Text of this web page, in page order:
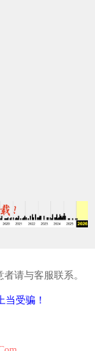
请与客服联系。
受骗！